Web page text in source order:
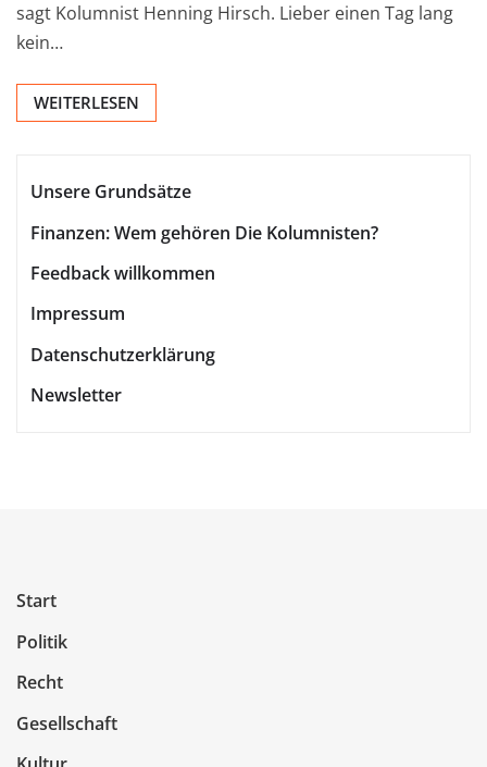
sagt Kolumnist Henning Hirsch. Lieber einen Tag lang
kein…
WEITERLESEN
Unsere Grundsätze
Finanzen: Wem gehören Die Kolumnisten?
Feedback willkommen
Impressum
Datenschutzerklärung
Newsletter
Start
Politik
Recht
Gesellschaft